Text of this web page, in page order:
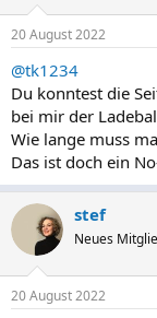
20 August 2022
@tk1234
Du konntest die
bei mir der
Wie lange muss
Das ist doch ein
stef
Neues
20 August 2022